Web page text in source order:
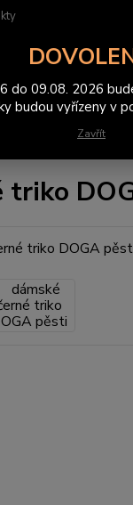
triko
do 09.08. 2026
budou vyřízeny v
Zavřít